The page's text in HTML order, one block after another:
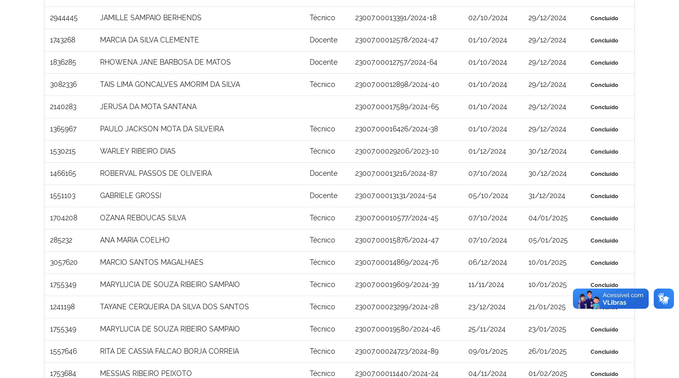
2944445 JAMILLE SAMPAIO BERHENDS Técnico 23007.00013391/2024-18 02/10/2024 29/12/2024 Concluído
1743268 MARCIA DA SILVA CLEMENTE Docente 23007.00012578/2024-47 01/10/2024 29/12/2024 Concluído
1836285 RHOWENA JANE BARBOSA DE MATOS Docente 23007.00012757/2024-64 01/10/2024 29/12/2024 Concluído
3082336 TAIS LIMA GONCALVES AMORIM DA SILVA Técnico 23007.00012898/2024-40 01/10/2024 29/12/2024 Concluído
2140283 JERUSA DA MOTA SANTANA 23007.00017589/2024-65 01/10/2024 29/12/2024 Concluído
1365967 PAULO JACKSON MOTA DA SILVEIRA Técnico 23007.00016426/2024-38 01/10/2024 29/12/2024 Concluído
1530215 WARLEY RIBEIRO DIAS Técnico 23007.00029206/2023-10 01/12/2024 30/12/2024 Concluído
1466165 ROBERVAL PASSOS DE OLIVEIRA Docente 23007.00013216/2024-87 07/10/2024 30/12/2024 Concluído
1551103 GABRIELE GROSSI Docente 23007.00013131/2024-54 05/10/2024 31/12/2024 Concluído
1704208 OZANA REBOUCAS SILVA Técnico 23007.00010577/2024-45 07/10/2024 04/01/2025 Concluído
285232 ANA MARIA COELHO Técnico 23007.00015876/2024-47 07/10/2024 05/01/2025 Concluído
3057620 MARCIO SANTOS MAGALHAES Técnico 23007.00014869/2024-76 06/12/2024 10/01/2025 Concluído
1755349 MARYLUCIA DE SOUZA RIBEIRO SAMPAIO Técnico 23007.00019609/2024-39 11/11/2024 10/01/2025 Concluído
1241198 TAYANE CERQUEIRA DA SILVA DOS SANTOS Técnico 23007.00023299/2024-28 23/12/2024 21/01/2025 Concluído
1755349 MARYLUCIA DE SOUZA RIBEIRO SAMPAIO Técnico 23007.00019580/2024-46 25/11/2024 23/01/2025 Concluído
1557646 RITA DE CASSIA FALCAO BORJA CORREIA Técnico 23007.00024723/2024-89 09/01/2025 26/01/2025 Concluído
1753684 MESSIAS RIBEIRO PEIXOTO Técnico 23007.00011440/2024-24 04/11/2024 01/02/2025 Concluído